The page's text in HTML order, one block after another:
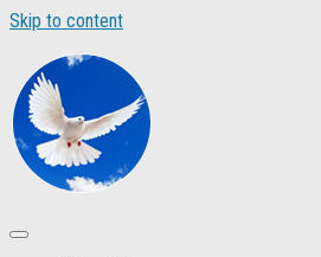
Skip to content